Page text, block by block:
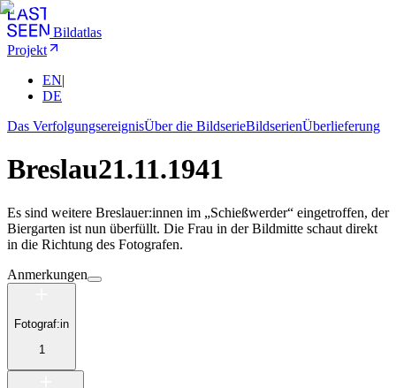
Bildatlas
Projekt
EN|
DE
Das VerfolgungsereignisÜber die BildserieBildserienÜberlieferung
Breslau21.11.1941
Es sind weitere Breslauer:innen im „Schießwerder“ eingetroffen, der
Biergarten ist nun überfüllt. Die Frau in der Bildmitte schaut direkt
in die Richtung des Fotografen.
Anmerkungen
Fotograf:in
1